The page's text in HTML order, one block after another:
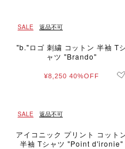
SALE 返品不可
"b."ロゴ 刺繍 コットン 半袖 Tシ
ャツ "Brando"
¥8,250 40%OFF
SALE 返品不可
アイコニック プリント コット
半袖 Tシャツ "Point d'ironie"